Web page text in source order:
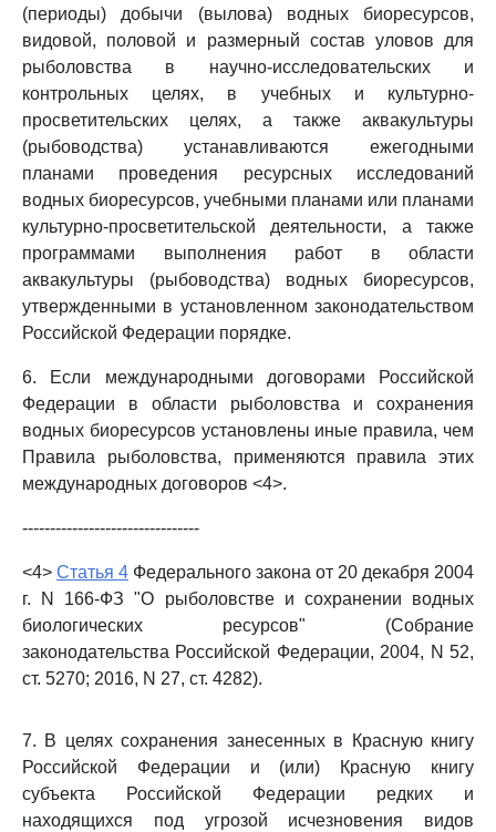
(периоды) добычи (вылова) водных биоресурсов,
видовой, половой и размерный состав уловов для
рыболовства в научно-исследовательских и
контрольных целях, в учебных и культурно-
просветительских целях, а также аквакультуры
(рыбоводства) устанавливаются ежегодными
планами проведения ресурсных исследований
водных биоресурсов, учебными планами или планами
культурно-просветительской деятельности, а также
программами выполнения работ в области
аквакультуры (рыбоводства) водных биоресурсов,
утвержденными в установленном законодательством
Российской Федерации порядке.
6. Если международными договорами Российской
Федерации в области рыболовства и сохранения
водных биоресурсов установлены иные правила, чем
Правила рыболовства, применяются правила этих
международных договоров <4>.
--------------------------------
<4> Статья 4 Федерального закона от 20 декабря 2004
г. N 166-ФЗ "О рыболовстве и сохранении водных
биологических ресурсов" (Собрание
законодательства Российской Федерации, 2004, N 52,
ст. 5270; 2016, N 27, ст. 4282).
7. В целях сохранения занесенных в Красную книгу
Российской Федерации и (или) Красную книгу
субъекта Российской Федерации редких и
находящихся под угрозой исчезновения видов